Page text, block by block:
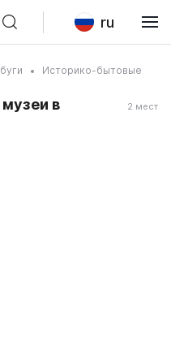
ru
Историко-бытовые
в
2 мест